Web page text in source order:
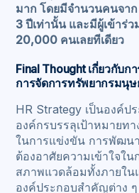
มาก โดยมีจำนวนคนจา
3 ปีเท่านั้น และมีผู้เข้าร่
20,000 คนเลยทีเดียว
Final Thought เกี่ยวกับก
การจัดการทรัพยากรมนุษ
HR Strategy เป็นองค์
องค์กรบรรลุเป้าหมายท
ในการแข่งขัน การพัฒน
ต้องอาศัยความเข้าใจใ
สภาพแวดล้อมทั้งภายใ
องค์ประกอบสำคัญต่าง